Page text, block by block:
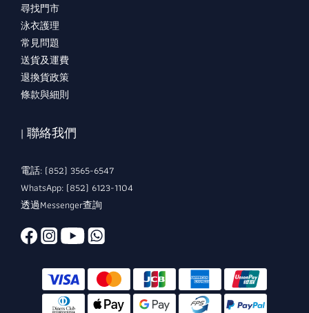
尋找門市
泳衣護理
常見問題
送貨及運費
退換貨政策
條款與細則
| 聯絡我們
電話: (852) 3565-6547
WhatsApp: (852) 6123-1104
透過Messenger查詢